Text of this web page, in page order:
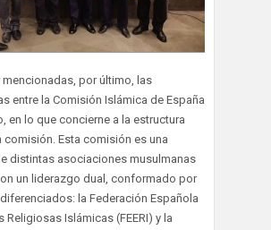
mencionadas, por último, las
entre la Comisión Islámica de España
en lo que concierne a la estructura
comisión. Esta comisión es una
distintas asociaciones musulmanas
un liderazgo dual, conformado por
la Federación Española
Religiosas Islámicas (FEERI) y la